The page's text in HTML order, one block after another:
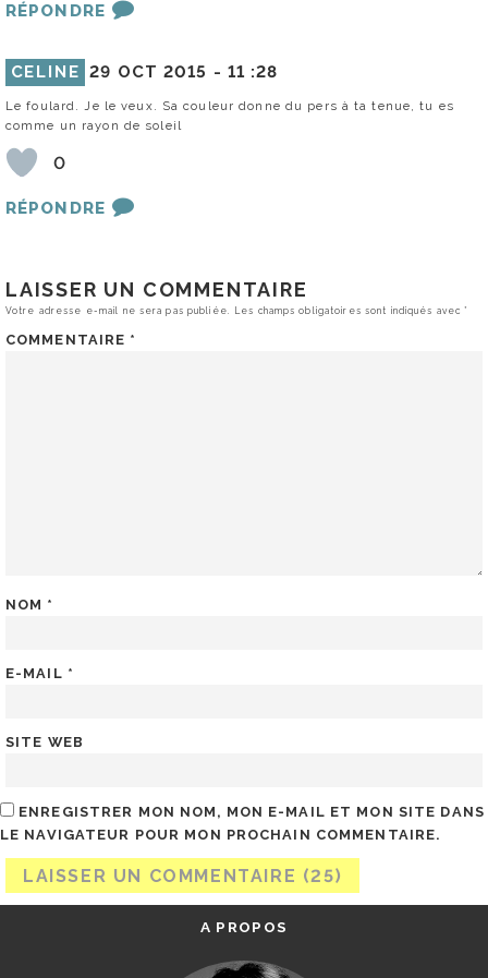
RÉPONDRE
CELINE 29 OCT 2015 - 11 :28
Le foulard. Je le veux. Sa couleur donne du pers à ta tenue, tu es
comme un rayon de soleil
0
RÉPONDRE
LAISSER UN COMMENTAIRE
Votre adresse e-mail ne sera pas publiée. Les champs obligatoires sont indiqués avec*
COMMENTAIRE *
NOM *
E-MAIL *
SITE WEB
ENREGISTRER MON NOM, MON E-MAIL ET MON SITE DANS
LE NAVIGATEUR POUR MON PROCHAIN COMMENTAIRE.
A PROPOS